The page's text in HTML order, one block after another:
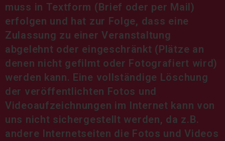
muss in Textform (Brief oder per Mail)
erfolgen und hat zur Folge, dass eine
Zulassung zu einer Veranstaltung
abgelehnt oder eingeschränkt (Plätze an
denen nicht gefilmt oder Fotografiert wird)
werden kann. Eine vollständige Löschung
der veröffentlichten Fotos und
Videoaufzeichnungen im Internet kann von
uns nicht sichergestellt werden, da z.B.
andere Internetseiten die Fotos und Videos